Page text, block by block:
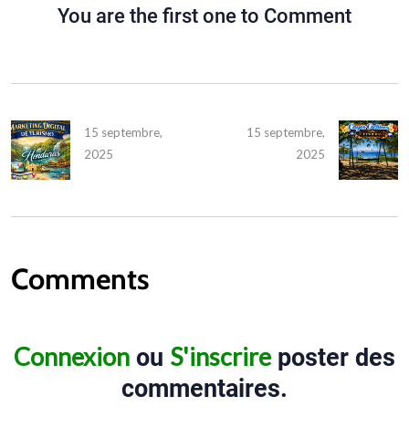
You are the first one to Comment
15 septembre,
2025
15 septembre,
2025
Comments
Connexion ou S'inscrireposter des
commentaires.